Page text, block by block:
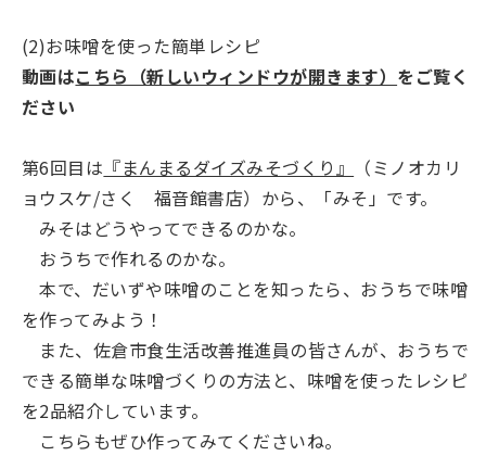
(2)お味噌を使った簡単レシピ
動画はこちら（新しいウィンドウが開きます） をご覧く
ださい
第6回目は 『まんまるダイズみそづくり』
（ミノオカリ
ョウスケ/さく 福音館書店）から、「みそ」です。
みそはどうやってできるのかな。
おうちで作れるのかな。
本で、だいずや味噌のことを知ったら、おうちで味噌
を作ってみよう！
また、佐倉市食生活改善推進員の皆さんが、おうちで
できる簡単な味噌づくりの方法と、味噌を使ったレシピ
を2品紹介しています。
こちらもぜひ作ってみてくださいね。